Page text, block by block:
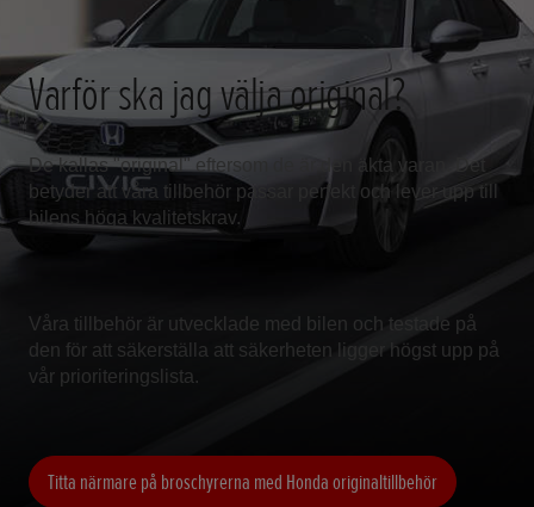
Varför ska jag välja original?
De kallas "original" eftersom de är den äkta varan. Det
betyder att våra tillbehör passar perfekt och lever upp till
bilens höga kvalitetskrav.
Våra tillbehör är utvecklade med bilen och testade på
den för att säkerställa att säkerheten ligger högst upp på
vår prioriteringslista.
Titta närmare på broschyrerna med Honda originaltillbehör